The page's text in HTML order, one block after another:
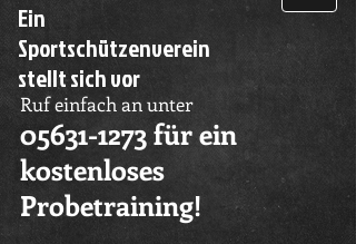
Ruf einfach an unter
05631-1273für ein
kostenloses
Probetraining!
Ein
Sportschützenverein
stellt sich vor